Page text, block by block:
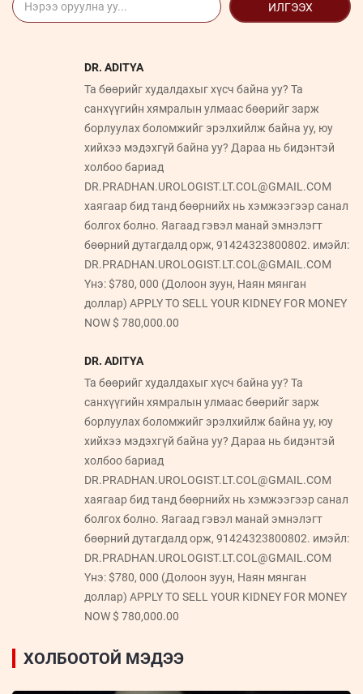
ИЛГЭЭХ
DR. ADITYA
Та бөөрийг худалдахыг хүсч байна уу? Та
санхүүгийн хямралын улмаас бөөрийг зарж
борлуулах боломжийг эрэлхийлж байна уу, юу
хийхээ мэдэхгүй байна уу? Дараа нь бидэнтэй
холбоо бариад
DR.PRADHAN.UROLOGIST.LT.COL@GMAIL.COM
хаягаар бид танд бөөрнийх нь хэмжээгээр санал
болгох болно. Яагаад гэвэл манай эмнэлэгт
бөөрний дутагдалд орж, 91424323800802. имэйл:
DR.PRADHAN.UROLOGIST.LT.COL@GMAIL.COM
Yнэ: $780, 000 (Долоон зуун, Наян мянган
доллар) APPLY TO SELL YOUR KIDNEY FOR MONEY
NOW $ 780,000.00
DR. ADITYA
Та бөөрийг худалдахыг хүсч байна уу? Та
санхүүгийн хямралын улмаас бөөрийг зарж
борлуулах боломжийг эрэлхийлж байна уу, юу
хийхээ мэдэхгүй байна уу? Дараа нь бидэнтэй
холбоо бариад
DR.PRADHAN.UROLOGIST.LT.COL@GMAIL.COM
хаягаар бид танд бөөрнийх нь хэмжээгээр санал
болгох болно. Яагаад гэвэл манай эмнэлэгт
бөөрний дутагдалд орж, 91424323800802. имэйл:
DR.PRADHAN.UROLOGIST.LT.COL@GMAIL.COM
Yнэ: $780, 000 (Долоон зуун, Наян мянган
доллар) APPLY TO SELL YOUR KIDNEY FOR MONEY
NOW $ 780,000.00
ХОЛБООТОЙ МЭДЭЭ